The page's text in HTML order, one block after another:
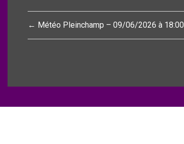
Navigation
de
← Météo Pleinchamp – 09/06/2026 à 18:00